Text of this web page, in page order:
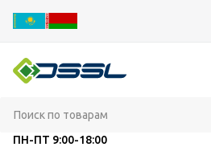
ПН-ПТ 9:00-18:00